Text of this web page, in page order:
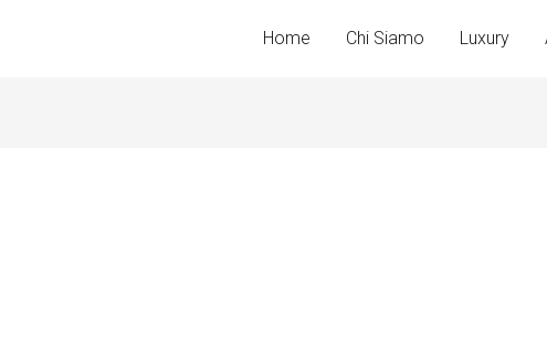
Home Chi Siamo Luxury